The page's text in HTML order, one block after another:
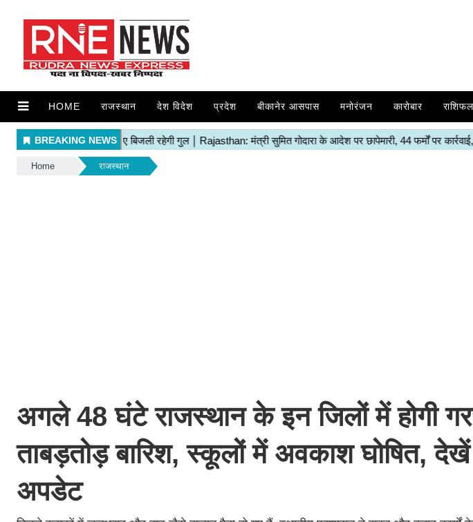
HOME राजस्थान देश विदेश प्रदेश बीकानेर आसपास मनोरंजन कारोबार राशिफल
Home राजस्थान
अगले 48 घंटे राजस्थान के इन जिलों में होगी
ताबड़तोड़ बारिश, स्कूलों में अवकाश घोषित,
अपडेट